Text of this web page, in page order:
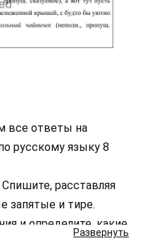
Развернуть
все ответы на
русскому языку 8
расставляя
запятые и тире.
и определите, какие